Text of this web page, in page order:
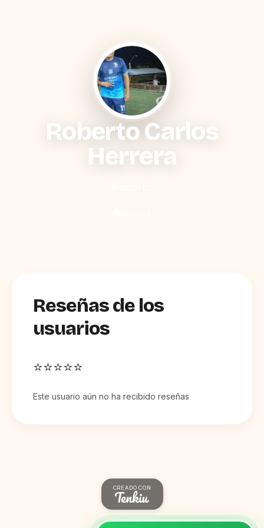
Roberto Carlos
Herrera
Reseñas de los
usuarios
⭐⭐⭐⭐⭐
Este usuario aún no ha recibido reseñas
CREADO CON